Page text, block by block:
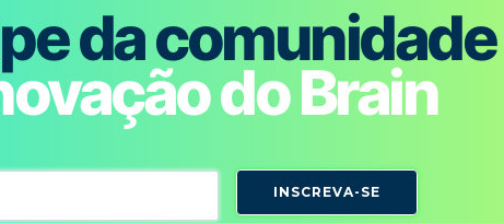
da comunidade
do Brain
INSCREVA-SE